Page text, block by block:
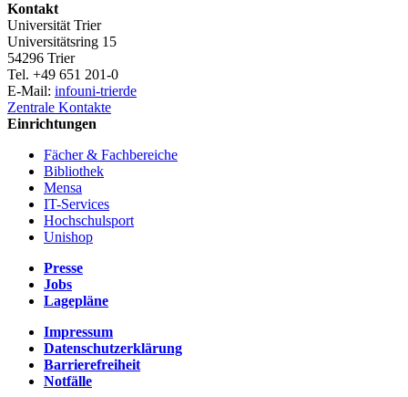
Kontakt
Universität Trier
Universitätsring 15
54296 Trier
Tel. +49 651 201-0
E-Mail: infouni-trierde
Zentrale Kontakte
Einrichtungen
Fächer & Fachbereiche
Bibliothek
Mensa
IT-Services
Hochschulsport
Unishop
Presse
Jobs
Lagepläne
Impressum
Datenschutzerklärung
Barrierefreiheit
Notfälle